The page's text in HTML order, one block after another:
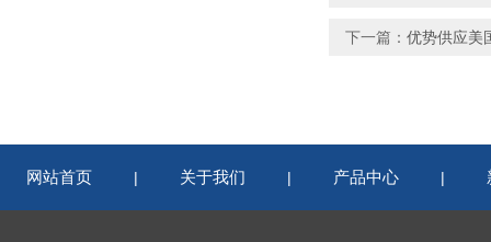
下一篇： 优势供应美
网站首页 | 关于我们 | 产品中心 |